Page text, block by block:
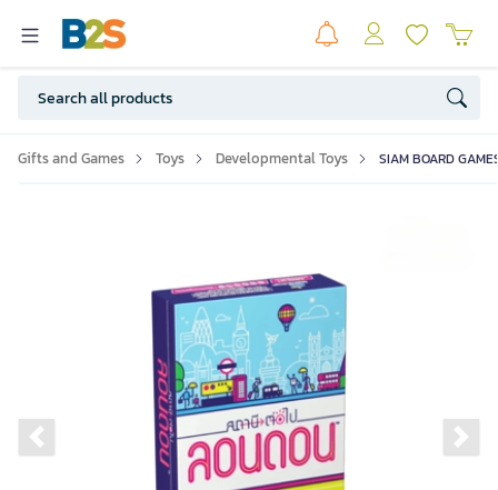
Gifts and Games Toys Developmental Toys SIAM BOARD
Previous slide